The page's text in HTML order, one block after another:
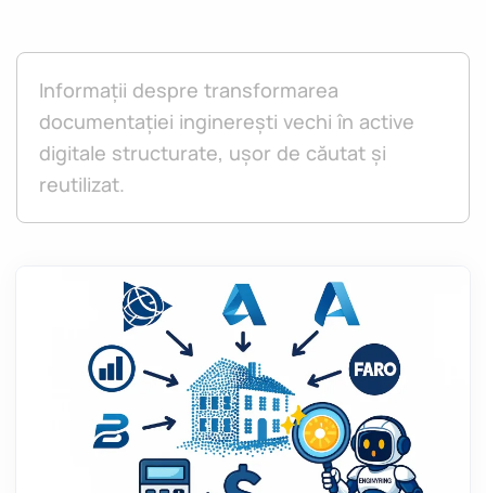
Informații despre transformarea
documentației inginerești vechi în active
digitale structurate, ușor de căutat și
reutilizat.